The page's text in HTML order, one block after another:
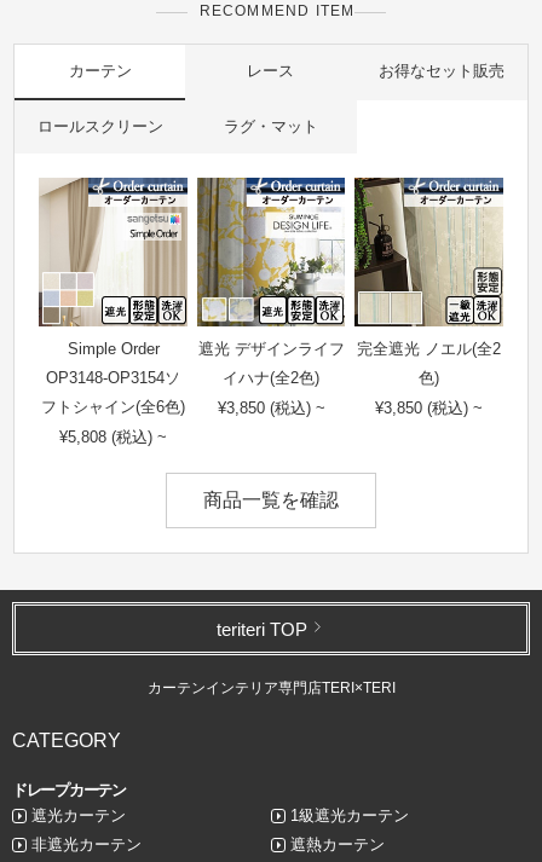
RECOMMEND ITEM
カーテン レース お得なセット販売
ロールスクリーン ラグ・マット
Simple Order
OP3148-OP3154ソ
フトシャイン(全6色)
¥5,808 (税込) ~
遮光 デザインライフ
イハナ(全2色)
¥3,850 (税込) ~
完全遮光 ノエル(全2
色)
¥3,850 (税込) ~
商品一覧を確認
teriteri TOP
カーテンインテリア専門店TERI×TERI
CATEGORY
ドレープカーテン
遮光カーテン
1級遮光カーテン
非遮光カーテン
遮熱カーテン